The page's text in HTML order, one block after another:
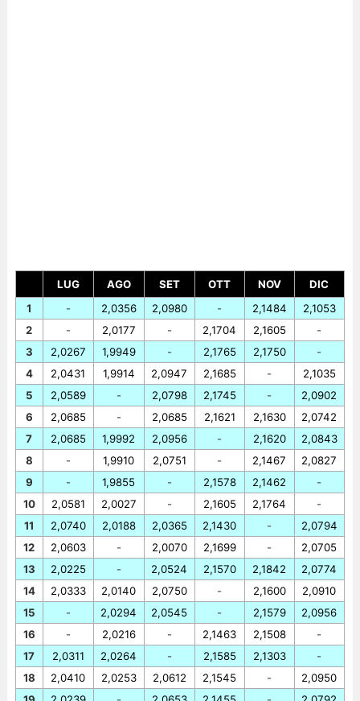
LUG AGO SET OTT NOV
DIC
1
2
3
4
5
6
7
8
9
10
11
12
13
14
15
16
17
18
-
-
2,0267
2,0431
2,0589
2,0685
2,0685
-
-
2,0581
2,0740
2,0603
2,0225
2,0333
-
-
2,0311
2,0410
2,0356
2,0177
1,9949
1,9914
-
-
1,9992
1,9910
1,9855
2,0027
2,0188
-
-
2,0140
2,0294
2,0216
2,0264
2,0253
2,0980
-
-
2,0947
2,0798
2,0685
2,0956
2,0751
-
-
2,0365
2,0070
2,0524
2,0750
2,0545
-
-
2,0612
-
2,1704
2,1765
2,1685
2,1745
2,1621
-
-
2,1578
2,1605
2,1430
2,1699
2,1570
-
-
2,1463
2,1585
2,1545
2,1484
2,1605
2,1750
-
-
2,1630
2,1620
2,1467
2,1462
2,1764
-
-
2,1842
2,1600
2,1579
2,1508
2,1303
-
2,1053
-
-
2,1035
2,0902
2,0742
2,0843
2,0827
-
-
2,0794
2,0705
2,0774
2,0910
2,0956
-
-
2,0950